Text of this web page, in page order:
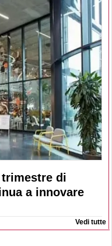
di
a innovare
Vedi tutte